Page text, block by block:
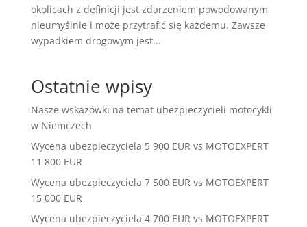
okolicach z definicji jest zdarzeniem powodowanym
nieumyślnie i może przytrafić się każdemu. Zawsze
wypadkiem drogowym jest...
Ostatnie wpisy
Nasze wskazówki na temat ubezpieczycieli motocykli
w Niemczech
Wycena ubezpieczyciela 5 900 EUR vs MOTOEXPERT
11 800 EUR
Wycena ubezpieczyciela 7 500 EUR vs MOTOEXPERT
15 000 EUR
Wycena ubezpieczyciela 4 700 EUR vs MOTOEXPERT